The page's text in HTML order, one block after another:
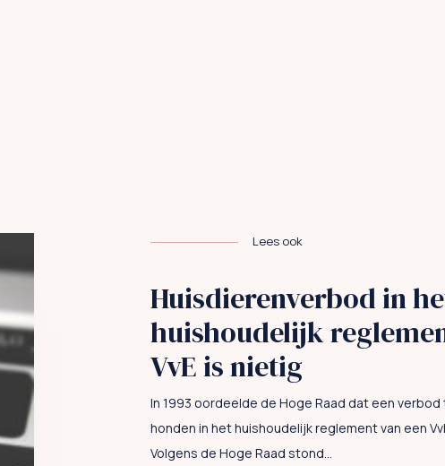
Lees ook
Huisdierenverbod in
huishoudelijk
VvE is nietig
In 1993 oordeelde de Hoge Raad dat een
honden in het huishoudelijk reglement van een
Volgens de Hoge Raad stond...